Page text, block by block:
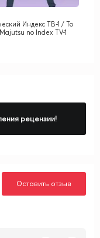
Индекс ТВ-1 / To
no Index TV-1
рецензии!
Оставить отзыв